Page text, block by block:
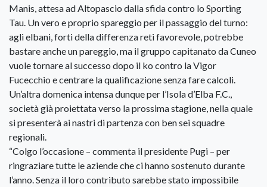
Manis, attesa ad Altopascio dalla sfida contro lo Sporting
Tau. Un vero e proprio spareggio per il passaggio del turno:
agli elbani, forti della differenza reti favorevole, potrebbe
bastare anche un pareggio, ma il gruppo capitanato da Cuneo
vuole tornare al successo dopo il ko contro la Vigor
Fucecchio e centrare la qualificazione senza fare calcoli.
Un’altra domenica intensa dunque per l’Isola d’Elba F.C.,
società già proiettata verso la prossima stagione, nella quale
si presenterà ai nastri di partenza con ben sei squadre
regionali.
“Colgo l’occasione – commenta il presidente Pugi – per
ringraziare tutte le aziende che ci hanno sostenuto durante
l’anno. Senza il loro contributo sarebbe stato impossibile